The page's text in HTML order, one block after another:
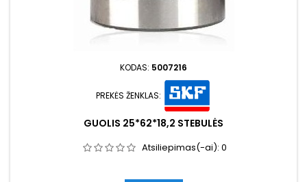
KODAS: 5007216
PREKĖS ŽENKLAS:
GUOLIS 25*62*18,2 STEBULĖS
Atsiliepimas(-ai): 0